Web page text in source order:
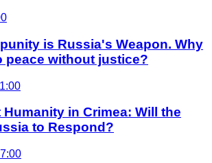
is Russia's Weapon. Why
peace without justice?
in Crimea: Will the
to Respond?